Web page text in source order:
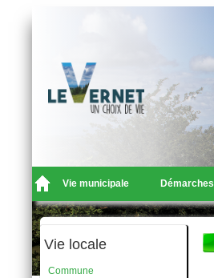
Vie municipale Démarches
Vie locale
Commune